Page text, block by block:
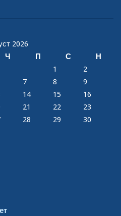
2026
Ч П С
Н
1
2
7 8
9
14 15
16
21 22
23
28 29
30